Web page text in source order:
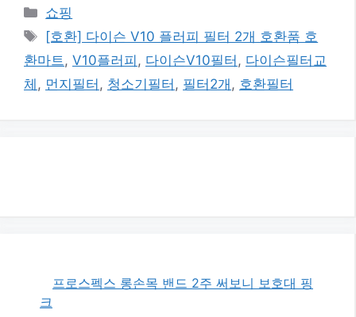
카
테
고
리
쇼핑
태
그
[호환] 다이슨 V10 플러피 필터 2개 호환품 호
환마트 , V10플러피 , 다이슨V10필터 , 다이슨필터교
체 , 먼지필터 , 청소기필터 , 필터2개 , 호환필터
프로스펙스 롱손목 밴드 2주 써보니 보호대 핑
크